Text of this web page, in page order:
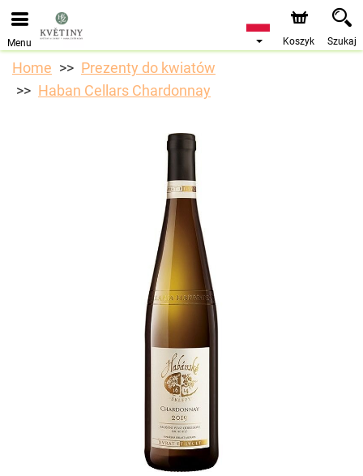
Przyjmujemy zamówienia za pośrednictwem naszego
sklepu internetowego. Najbliższy możliwy termin dostawy
to 10.08.2026 z powodu urlopu.
Menu Koszyk Szukaj
Home
Prezenty do kwiatów
Haban Cellars Chardonnay